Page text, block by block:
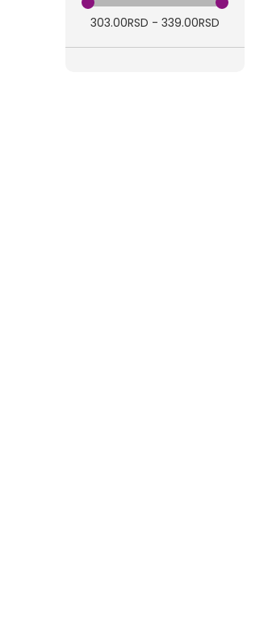
303.00RSD - 339.00RSD